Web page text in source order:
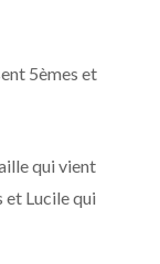
5èmes et
qui vient
et Lucile qui